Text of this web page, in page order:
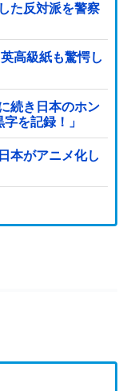
た反対派を警察
高級紙も驚愕し
続き日本のホン
を記録！」
本がアニメ化し